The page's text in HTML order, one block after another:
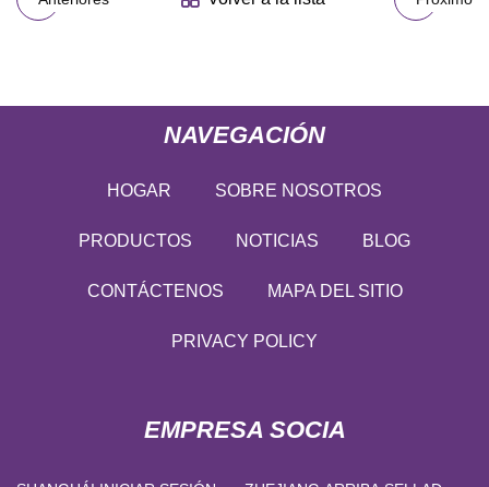
NAVEGACIÓN
HOGAR SOBRE NOSOTROS
PRODUCTOS NOTICIAS BLOG
CONTÁCTENOS MAPA DEL SITIO
PRIVACY POLICY
EMPRESA SOCIA